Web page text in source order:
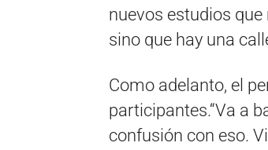
nuevos estudios
sino que hay una
Como adelanto, el
participantes.“Va a
confusión con eso.